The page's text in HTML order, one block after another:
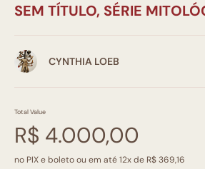
SEM TÍTULO, SÉRIE
CYNTHIA LOEB
Total Value
R$ 4.000,00
no PIX e boleto ou em até 12x de R$ 369,16